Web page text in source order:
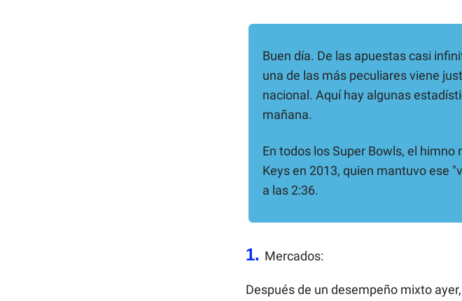
Buen día. De las apuestas casi
una de las más peculiares viene
nacional. Aquí hay algunas
mañana.
En todos los Super Bowls, el
Keys en 2013, quien mantuvo ese
a las 2:36.
1. Mercados:
Después de un desempeño mixto